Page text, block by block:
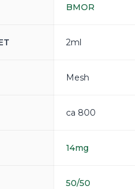
BMOR
2ml
Mesh
ca 800
14mg
50/50